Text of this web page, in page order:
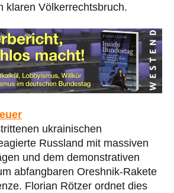
klaren Völkerrechtsbruch.
ukrainischen
Russland mit massiven
und dem demonstrativen
abfangbaren Oreshnik-Rakete
Florian Rötzer ordnet dies